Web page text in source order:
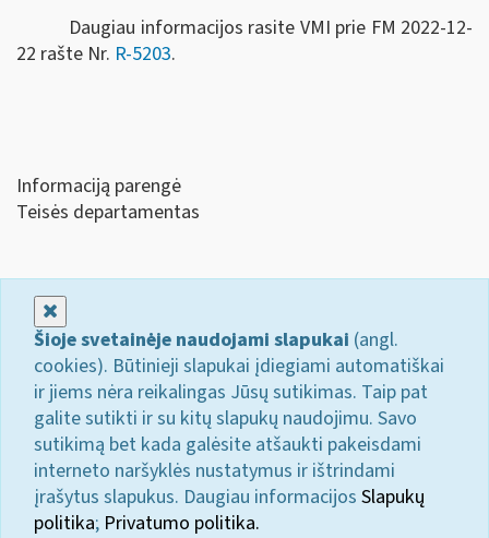
Daugiau informacijos rasite VMI prie FM 2022-12-
22 rašte Nr. R-5203.
Informaciją parengė
Teisės departamentas
Šioje svetainėje naudojami slapukai (angl.
cookies). Būtinieji slapukai įdiegiami automatiškai
ir jiems nėra reikalingas Jūsų sutikimas. Taip pat
galite sutikti ir su kitų slapukų naudojimu. Savo
sutikimą bet kada galėsite atšaukti pakeisdami
interneto naršyklės nustatymus ir ištrindami
įrašytus slapukus. Daugiau informacijos Slapukų
politika; Privatumo politika.